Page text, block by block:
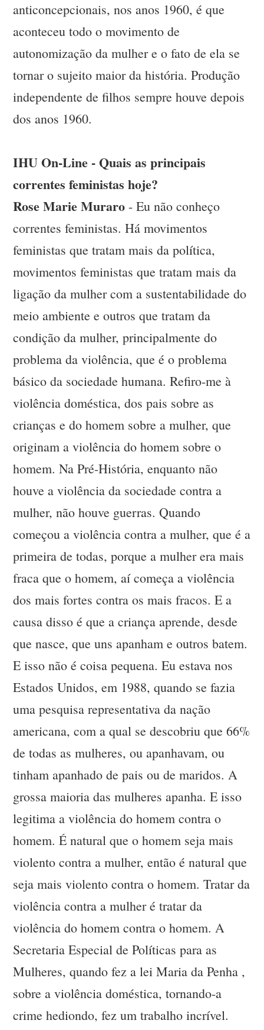
anticoncepcionais, nos anos 1960, é que
aconteceu todo o movimento de
autonomização da mulher e o fato de ela se
tornar o sujeito maior da história. Produção
independente de filhos sempre houve depois
dos anos 1960.
IHU On-Line - Quais as principais
correntes feministas hoje?
Rose Marie Muraro - Eu não conheço
correntes feministas. Há movimentos
feministas que tratam mais da política,
movimentos feministas que tratam mais da
ligação da mulher com a sustentabilidade do
meio ambiente e outros que tratam da
condição da mulher, principalmente do
problema da violência, que é o problema
básico da sociedade humana. Refiro-me à
violência doméstica, dos pais sobre as
crianças e do homem sobre a mulher, que
originam a violência do homem sobre o
homem. Na Pré-História, enquanto não
houve a violência da sociedade contra a
mulher, não houve guerras. Quando
começou a violência contra a mulher, que é a
primeira de todas, porque a mulher era mais
fraca que o homem, aí começa a violência
dos mais fortes contra os mais fracos. E a
causa disso é que a criança aprende, desde
que nasce, que uns apanham e outros batem.
E isso não é coisa pequena. Eu estava nos
Estados Unidos, em 1988, quando se fazia
uma pesquisa representativa da nação
americana, com a qual se descobriu que 66%
de todas as mulheres, ou apanhavam, ou
tinham apanhado de pais ou de maridos. A
grossa maioria das mulheres apanha. E isso
legitima a violência do homem contra o
homem. É natural que o homem seja mais
violento contra a mulher, então é natural que
seja mais violento contra o homem. Tratar da
violência contra a mulher é tratar da
violência do homem contra o homem. A
Secretaria Especial de Políticas para as
Mulheres, quando fez a lei Maria da Penha ,
sobre a violência doméstica, tornando-a
crime hediondo, fez um trabalho incrível.